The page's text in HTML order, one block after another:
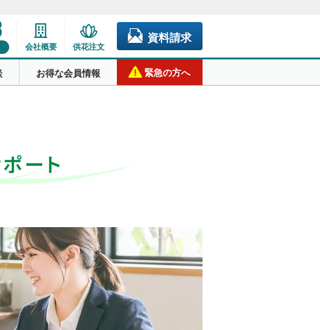
会社概要 供花注文
資料請求
お得な会員情報 緊急の方へ
ート